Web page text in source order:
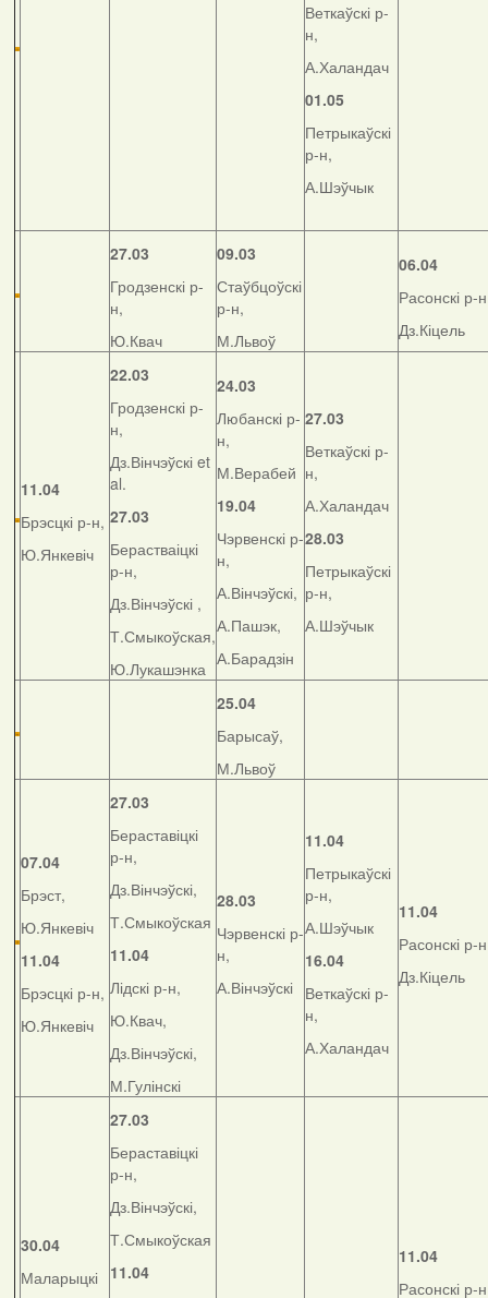
Веткаўскі р-
н,
А.Халандач
01.05
Петрыкаўскі
р-н,
А.Шэўчык
27.03
Гродзенскі р-
н,
Ю.Квач
09.03
Стаўбцоўскі
р-н,
М.Львоў
06.04
Расонскі р-
Дз.Кіцель
11.04
Брэсцкі р-н,
Ю.Янкевіч
22.03
Гродзенскі р-
н,
Дз.Вінчэўскі et
al.
27.03
Берастваіцкі
р-н,
Дз.Вінчэўскі ,
Т.Смыкоўская,
Ю.Лукашэнка
24.03
Любанскі р-
н,
М.Верабей
19.04
Чэрвенскі р-
н,
А.Вінчэўскі,
А.Пашэк,
А.Барадзін
27.03
Веткаўскі р-
н,
А.Халандач
28.03
Петрыкаўскі
р-н,
А.Шэўчык
25.04
Барысаў,
М.Львоў
07.04
Брэст,
Ю.Янкевіч
11.04
Брэсцкі р-н,
Ю.Янкевіч
27.03
Бераставіцкі
р-н,
Дз.Вінчэўскі,
Т.Смыкоўская
11.04
Лідскі р-н,
Ю.Квач,
Дз.Вінчэўскі,
М.Гулінскі
28.03
Чэрвенскі р-
н,
А.Вінчэўскі
11.04
Петрыкаўскі
р-н,
А.Шэўчык
16.04
Веткаўскі р-
н,
А.Халандач
11.04
Расонскі р-
Дз.Кіцель
30.04
Маларыцкі
27.03
Бераставіцкі
р-н,
Дз.Вінчэўскі,
Т.Смыкоўская
11.04
11.04
Расонскі р-